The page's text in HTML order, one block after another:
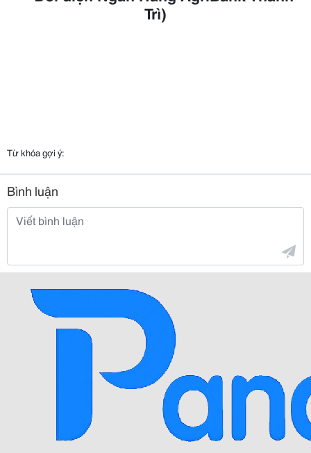
Trì)
Từ khóa gợi ý:
Bình luận